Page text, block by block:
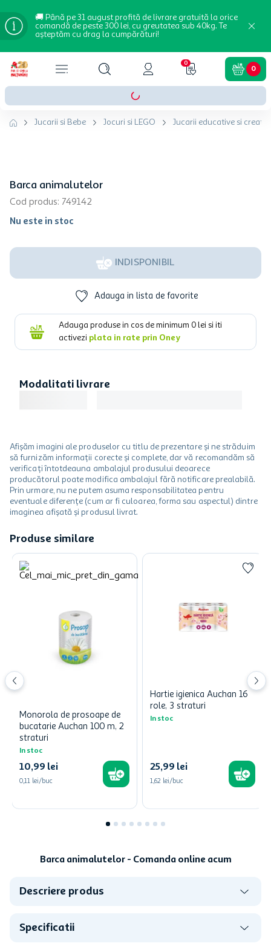
🚚 Până pe 31 august profită de livrare gratuită la orice
comandă de peste 300 lei, cu greutatea sub 40kg. Te
așteptăm cu drag la cumpărături!
0
0
Jucarii si Bebe Jocuri si LEGO Jucarii educative si
Barca animalutelor
Cod produs: 749142
Nu este in stoc
INDISPONIBIL
Adauga in lista de favorite
Adauga produse in cos de minimum 0 lei si iti
activezi plata in rate prin Oney
Modalitati livrare
Afișăm imagini ale produselor cu titlu de prezentare și ne străduim
să furnizăm informații corecte și complete, dar vă recomandăm să
verificați întotdeauna ambalajul produsului deoarece
producătorul poate modifica ambalajul fără notificare prealabilă.
Prin urmare, nu ne putem asuma responsabilitatea pentru
eventuale diferențe (cum ar fi culoarea, forma sau aspectul) dintre
imaginea afișată și produsul livrat.
Produse similare
Monorola de prosoape de
bucatarie Auchan 100 m, 2
straturi
In stoc
10,99 lei
0,11 lei/buc
Hartie igienica Auchan 16
role, 3 straturi
In stoc
25,99 lei
1,62 lei/buc
Barca animalutelor - Comanda online acum
Descriere produs
Specificatii